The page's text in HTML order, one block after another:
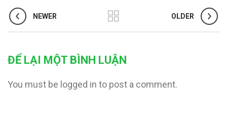
NEWER OLDER
ĐỂ LẠI MỘT BÌNH LUẬN
You must be logged in to post a comment.